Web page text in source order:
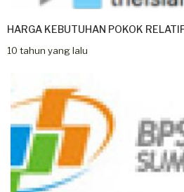
HARGA KEBUTUHAN POKOK
10 tahun yang lalu